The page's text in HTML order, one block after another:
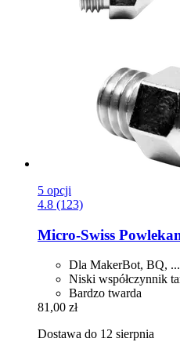
5 opcji
4.8 (123)
Micro-Swiss
Dla MakerBot, BQ, ...
Niski współczynnik
Bardzo twarda
81,00 zł
Dostawa do 12 sierpnia